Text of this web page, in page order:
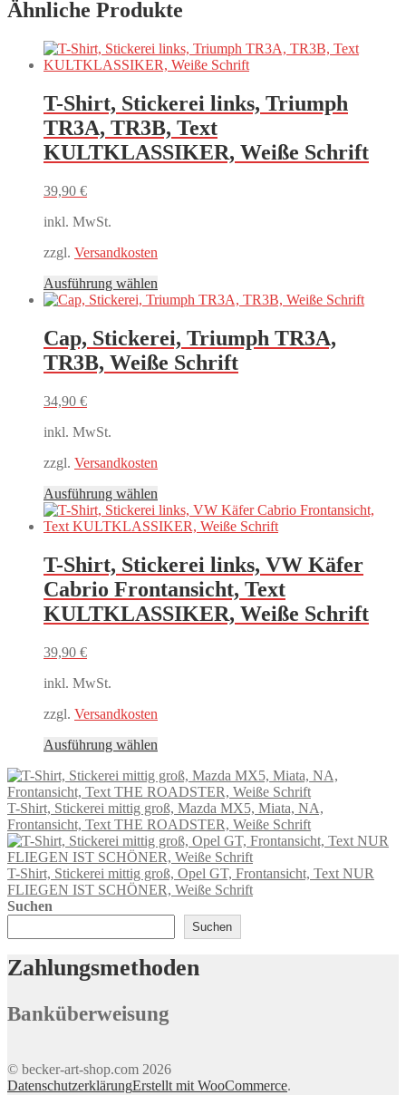
Ähnliche Produkte
T-Shirt, Stickerei links, Triumph
TR3A, TR3B, Text
KULTKLASSIKER, Weiße Schrift
39,90 €
inkl. MwSt.
zzgl. Versandkosten
Ausführung wählen
Produkt
mehrere
Varianten
auf.
werden
Cap, Stickerei, Triumph TR3A,
TR3B, Weiße Schrift
34,90 €
inkl. MwSt.
zzgl. Versandkosten
Ausführung wählen
Produkt
weist
Varianten
auf.
Die
Optionen
können
T-Shirt, Stickerei links, VW Käfer
Cabrio Frontansicht, Text
KULTKLASSIKER, Weiße Schrift
39,90 €
inkl. MwSt.
zzgl. Versandkosten
Ausführung wählen
weist
mehrere
Varianten
auf.
Die
Optionen
können
auf
Produktseite
gewählt
werden
T-Shirt, Stickerei mittig groß, Mazda MX5, Miata, NA,
Frontansicht, Text THE ROADSTER, Weiße Schrift
T-Shirt, Stickerei mittig groß, Opel GT, Frontansicht, Text NUR
FLIEGEN IST SCHÖNER, Weiße Schrift
Suchen
Suchen
Zahlungsmethoden
Banküberweisung
© becker-art-shop.com 2026
DatenschutzerklärungErstellt mit WooCommerce.